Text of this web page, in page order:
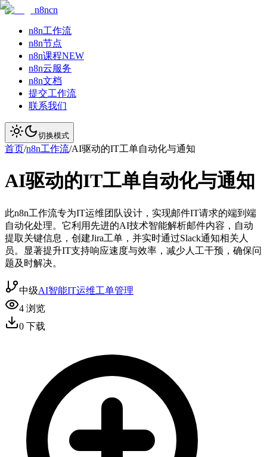
n8ncn
n8n工作流
n8n节点
n8n课程NEW
n8n云服务
n8n文档
提交工作流
联系我们
切换模式
首页/n8n工作流/AI驱动的IT工单自动化与通知
AI驱动的IT工单自动化与通知
此n8n工作流专为IT运维团队设计，实现邮件IT请求的端到端
自动化处理。它利用先进的AI技术智能解析邮件内容，自动
提取关键信息，创建Jira工单，并实时通过Slack通知相关人
员。显著提升IT支持响应速度与效率，减少人工干预，确保问
题及时解决。
中级AI智能IT运维工单管理
4 浏览
0 下载